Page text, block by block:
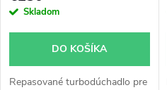
Skladom
DO KOŠÍKA
Repasované turbodúchadlo pre